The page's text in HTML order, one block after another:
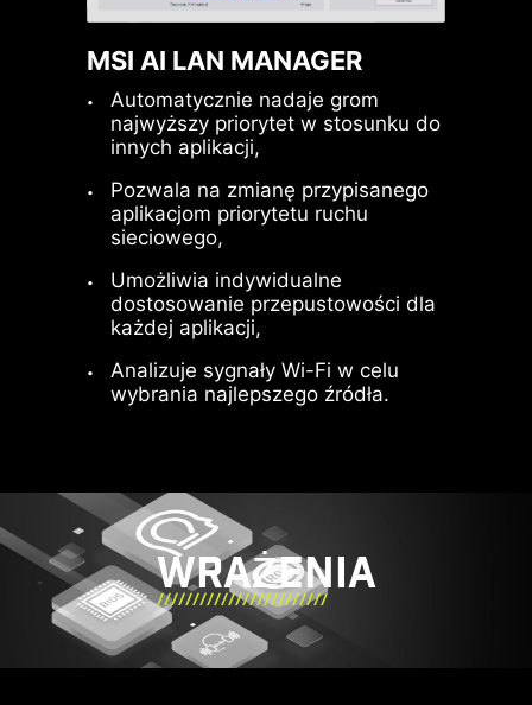
Złącza wentylatorów MSI
automatycznie wykrywają
podłączone wentylatory pracujące w
trybie DC lub PWM i optymalnie
Zastosowanie zjawiska histerezy
umożliwia płynne zwiększanie
prędkości obrotowej wentylatorów,
co gwarantuje cichą pracę systemu.
MSI AI LAN MANAGER
Automatycznie nadaje grom
najwyższy priorytet w stosunku do
innych aplikacji,
Pozwala na zmianę przypisanego
aplikacjom priorytetu ruchu
sieciowego,
Umożliwia indywidualne
dostosowanie przepustowości dla
każdej aplikacji,
Analizuje sygnały Wi-Fi w celu
wybrania najlepszego źródła.
MOŻLIWOŚĆ
PODŁĄCZENIA WIELU
URZĄDZEŃ
Umożliwia podłączenie wielu
urządzeń przez jeden port.
DYNAMICZNE DZIELENIE
PASMA
Umożliwia jednoczesne
WRAŻENIA